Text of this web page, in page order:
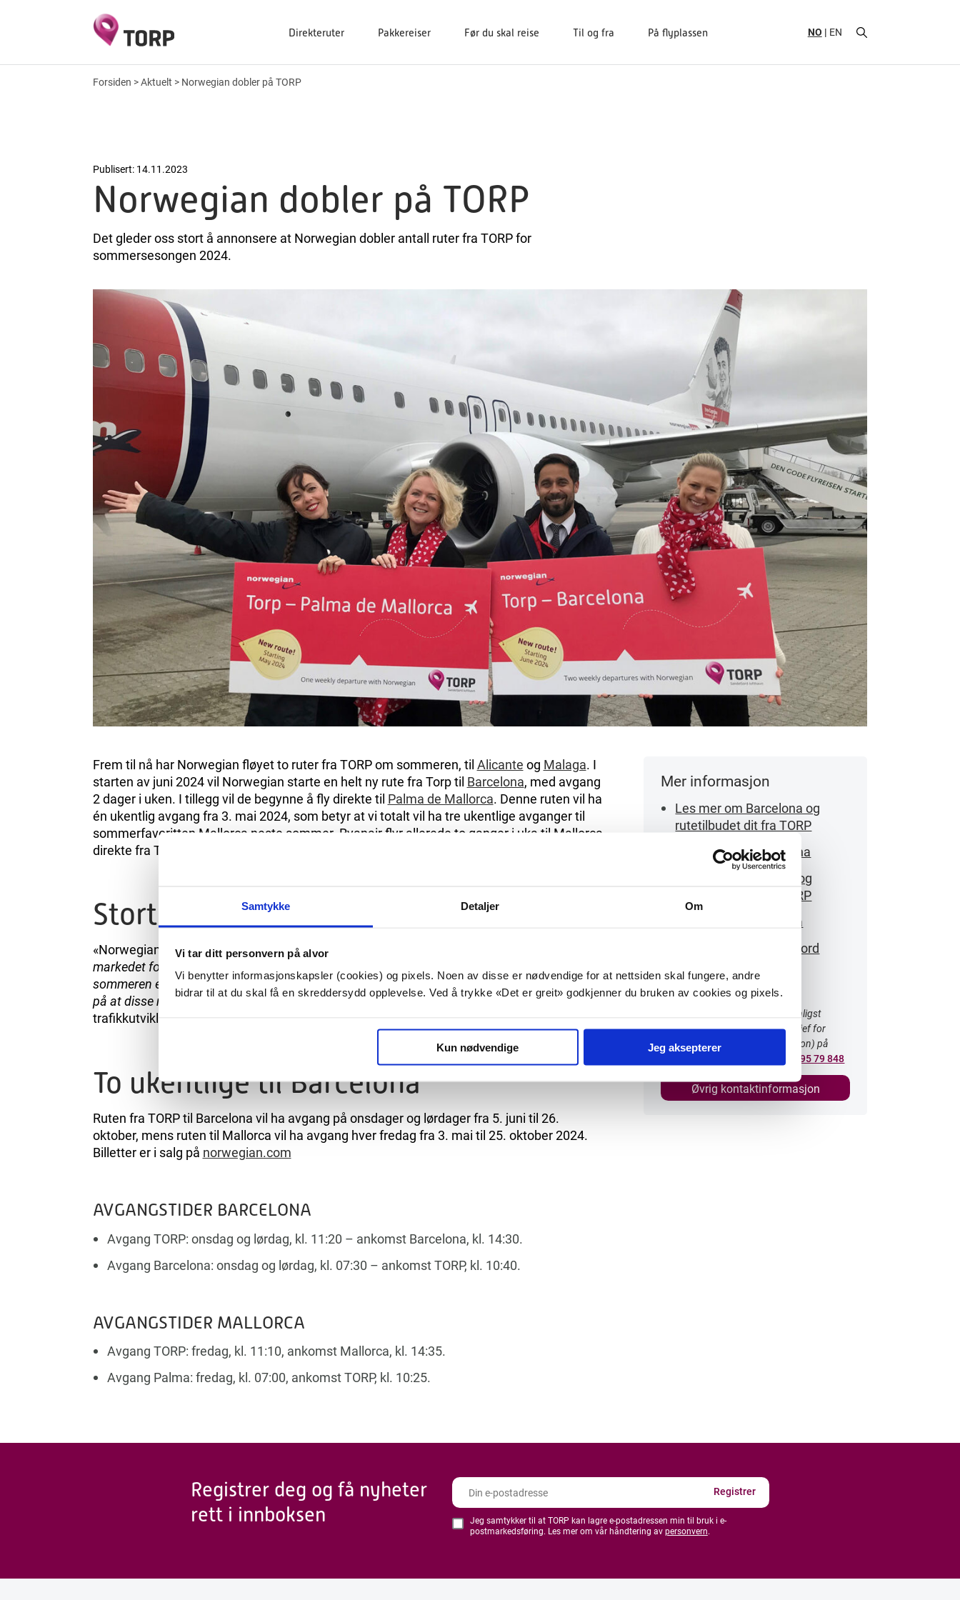
Samtykke Detaljer Om
Vi tar ditt personvern på alvor
Vi benytter informasjonskapsler (cookies) og pixels. Noen av disse er nødvendige for at nettsiden skal fungere, andre
bidrar til at du skal få en skreddersydd opplevelse. Ved å trykke «Det er greit» godkjenner du bruken av cookies og pixels.
Kun nødvendige Jeg aksepterer
Direkteruter Pakkereiser Før du skal reise Til og fra På flyplassen NO EN
Forsiden >Aktuelt > Norwegian dobler på TORP
Publisert: 14.11.2023
Norwegian dobler på TORP
Det gleder oss stort å annonsere at Norwegian dobler antall ruter fra TORP for
sommersesongen 2024.
Frem til nå har Norwegian fløyet to ruter fra TORP om sommeren, til Alicante og Malaga. I
starten av juni 2024 vil Norwegian starte en helt ny rute fra Torp til Barcelona, med avgang
2 dager i uken. I tillegg vil de begynne å fly direkte til Palma de Mallorca. Denne ruten vil ha
én ukentlig avgang fra 3. mai 2024, som betyr at vi totalt vil ha tre ukentlige avganger til
sommerfavoritten Mallorca neste sommer. Ryanair flyr allerede to ganger i uka til Mallorca
direkte fra TORP.
Stort engasjement for Norwegian
«Norwegian er et svært populært flyselskap på
markedet for å få dem til å etablere seg hos oss for 12 år siden. At de nå dobler antall ruter til
sommeren er helt fantastisk. Det er stor etterspørsel etter ruter til Spania, og vi har stor tro
på at disse rutene vil bli svært populære fra TORP », sier Tine Kleive-Mathisen, sjef for
trafikkutvikling og kommunikasjon på TORP Sandefjord lufthavn.
To ukentlige til Barcelona
Ruten fra TORP til Barcelona vil ha avgang på onsdager og lørdager fra 5. juni til 26.
oktober, mens ruten til Mallorca vil ha avgang hver fredag fra 3. mai til 25. oktober 2024.
Billetter er i salg på norwegian.com
AVGANGSTIDER BARCELONA
Avgang TORP: onsdag og lørdag, kl. 11:20 – ankomst Barcelona, kl. 14:30.
Avgang Barcelona: onsdag og lørdag, kl. 07:30 – ankomst TORP, kl. 10:40.
AVGANGSTIDER MALLORCA
Avgang TORP: fredag, kl. 11:10, ankomst Mallorca, kl. 14:35.
Avgang Palma: fredag, kl. 07:00, ankomst TORP, kl. 10:25.
Mer informasjon
Les mer om Barcelona og
rutetilbudet dit fra TORP
Pakkereise til Barcelona
Les mer om Mallorca og
rutetilbudet dit fra TORP
Pakkereise til Mallorca
Mer om TORP Sandefjord
For ytterligere informasjon, vennligst
kontakt: Tine Kleive-Mathisen (Sjef for
trafikkutvikling og kommunikasjon) på
995 79 848
Øvrig kontaktinformasjon
Registrer deg og få nyheter
rett i innboksen
Jeg samtykker til at TORP kan lagre e-postadressen min til bruk i e-
postmarkedsføring. Les mer om vår håndtering avpersonvern.